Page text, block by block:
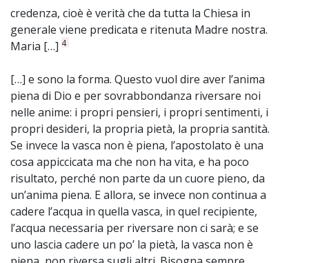
credenza, cioè è verità che da tutta la Chiesa in
generale viene predicata e ritenuta Madre nostra.
Maria […] 4
[…] e sono la forma. Questo vuol dire aver l’anima
piena di Dio e per sovrabbondanza riversare noi
nelle anime: i propri pensieri, i propri sentimenti, i
propri desideri, la propria pietà, la propria santità.
Se invece la vasca non è piena, l’apostolato è una
cosa appiccicata ma che non ha vita, e ha poco
risultato, perché non parte da un cuore pieno, da
un’anima piena. E allora, se invece non continua a
cadere l’acqua in quella vasca, in quel recipiente,
l’acqua necessaria per riversare non ci sarà; e se
uno lascia cadere un po’ la pietà, la vasca non è